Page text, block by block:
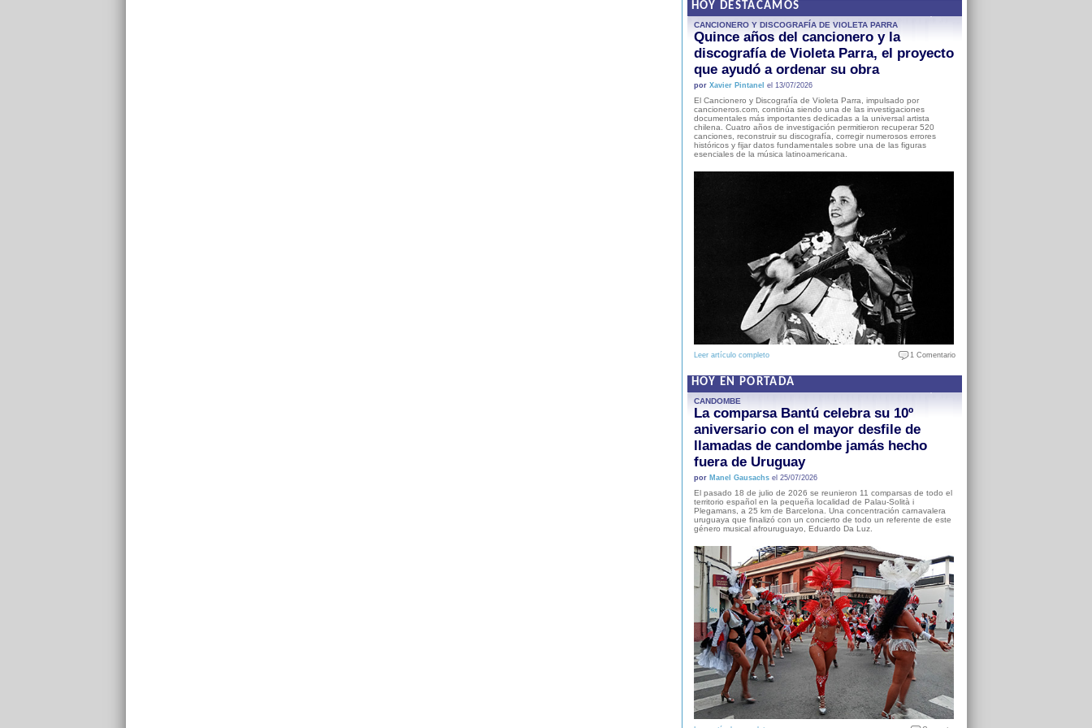
HOY DESTACAMOS
CANCIONERO Y DISCOGRAFÍA DE VIOLETA PARRA
Quince años del cancionero y la
discografía de Violeta Parra, el proyecto
que ayudó a ordenar su obra
por Xavier Pintanel el 13/07/2026
El Cancionero y Discografía de Violeta Parra, impulsado por
cancioneros.com, continúa siendo una de las investigaciones
documentales más importantes dedicadas a la universal artista
chilena. Cuatro años de investigación permitieron recuperar 520
canciones, reconstruir su discografía, corregir numerosos errores
históricos y fijar datos fundamentales sobre una de las figuras
esenciales de la música latinoamericana.
Leer artículo completo 1 Comentario
HOY EN PORTADA
CANDOMBE
La comparsa Bantú celebra su 10º
aniversario con el mayor desfile de
llamadas de candombe jamás hecho
fuera de Uruguay
por Manel Gausachsel 25/07/2026
El pasado 18 de julio de 2026 se reunieron 11 comparsas de todo el
territorio español en la pequeña localidad de Palau-Solità i
Plegamans, a 25 km de Barcelona. Una concentración carnavalera
uruguaya que finalizó con un concierto de todo un referente de este
género musical afrouruguayo, Eduardo Da Luz.